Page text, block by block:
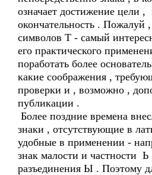
означает достижение цели ,
окончательность . Пожалуй
символов Т - самый
его практического
поработать более
какие соображения ,
проверки и , возможно ,
публикации .
Более поздние времена
знаки , отсутствующие в
удобные в применении -
знак малости и частности Ь
разъединения Ы . Поэтому